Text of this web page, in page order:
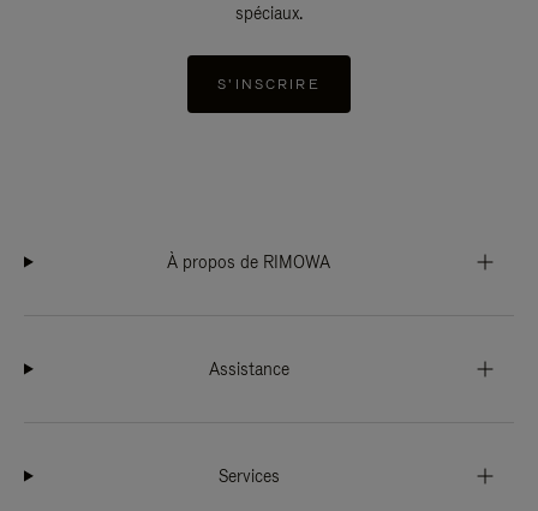
spéciaux.
S'INSCRIRE
À propos de RIMOWA
Assistance
Services